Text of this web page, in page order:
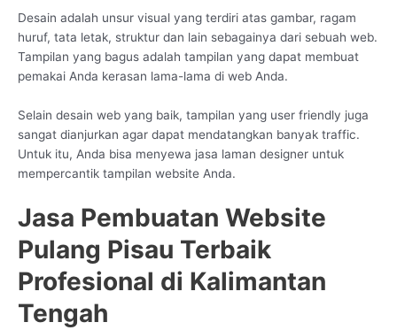
Desain adalah unsur visual yang terdiri atas gambar, ragam
huruf, tata letak, struktur dan lain sebagainya dari sebuah web.
Tampilan yang bagus adalah tampilan yang dapat membuat
pemakai Anda kerasan lama-lama di web Anda.
Selain desain web yang baik, tampilan yang user friendly juga
sangat dianjurkan agar dapat mendatangkan banyak traffic.
Untuk itu, Anda bisa menyewa jasa laman designer untuk
mempercantik tampilan website Anda.
Jasa Pembuatan Website
Pulang Pisau Terbaik
Profesional di Kalimantan
Tengah